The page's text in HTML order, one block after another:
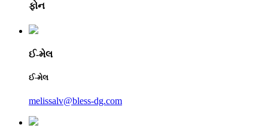
ફોન
ઈ-મેલ
ઈ-મેલ
melissalv@bless-dg.com